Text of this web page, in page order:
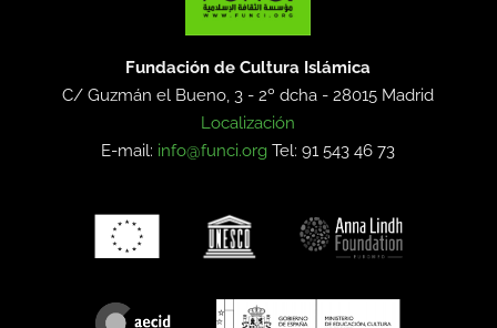
Fundación de Cultura Islámica
C/ Guzmán el Bueno, 3 - 2º dcha -28015 Madrid
Localización
E-mail: info@funci.org Tel: 91 543 46 73